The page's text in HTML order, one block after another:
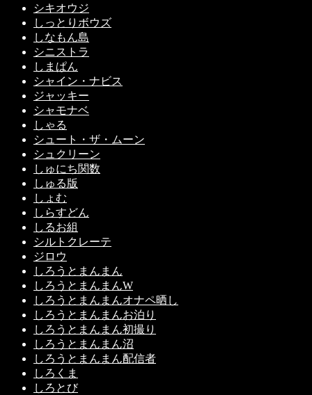
シキオウジ
しっとりボウズ
しなもん島
シニストラ
しまぱん
シャイン・ナビス
ジャッキー
シャモナベ
しゃる
シュート・ザ・ムーン
シュクリーン
しゅにち関数
しゅる版
しょむ
しらすどん
しるお組
シルトクレーテ
ジロウ
しろうとまんまん
しろうとまんまんW
しろうとまんまんオナペ晒し
しろうとまんまんお泊り
しろうとまんまん初撮り
しろうとまんまん沼
しろうとまんまん配信者
しろくま
しろとび